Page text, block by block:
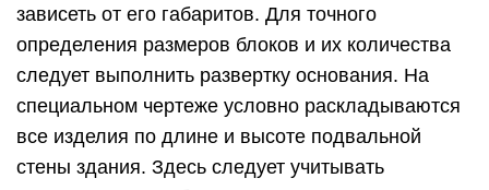
зависеть от его габаритов. Для точного
определения размеров блоков и их количества
следует выполнить развертку основания. На
специальном чертеже условно раскладываются
все изделия по длине и высоте подвальной
стены здания. Здесь следует учитывать